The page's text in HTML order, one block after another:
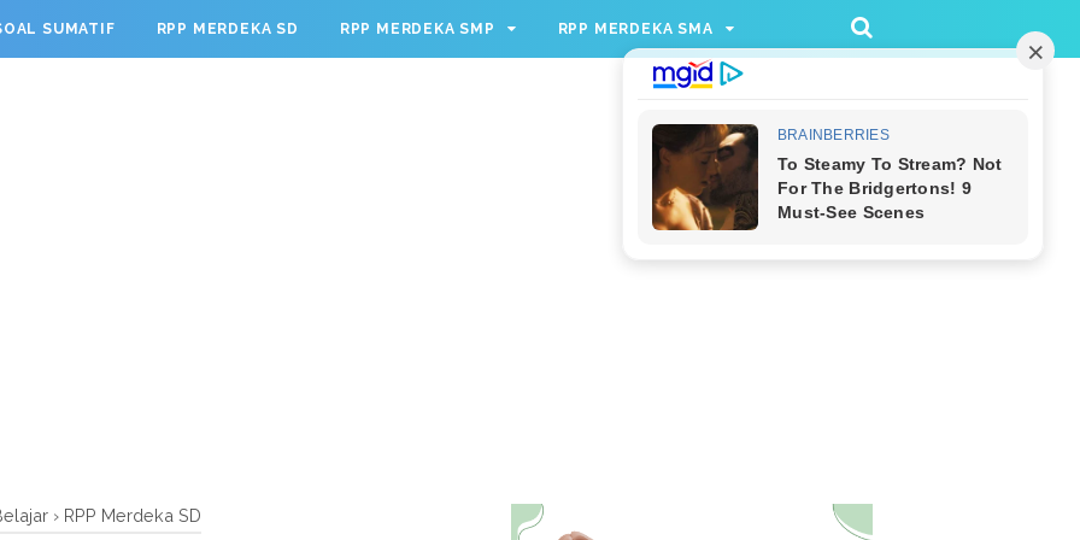
{ googletag.defineSlot('/23209888932/rppmer', [336, 280], 'div-gpt-ad-1733174991559-
googletag.enableServices(); });
SUMATIF RPP MERDEKA SD RPP MERDEKA SMP RPP MERDEKA SMA
› RPP Merdeka SD